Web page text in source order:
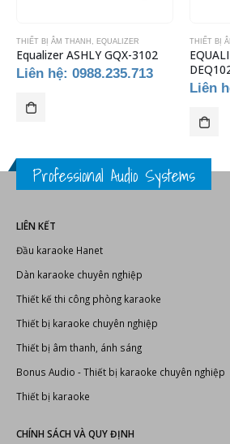
THIẾT BỊ ÂM THANH EQUALIZER
Equalizer ASHLY GQX-3102
Liên hệ: 0988.235.713
THIẾT BỊ
Liên
Professional Audio Systems
LIÊN KẾT
Đầu karaoke Hanet
Dàn karaoke chuyên nghiệp
Thiết kế thi công phòng karaoke
Thiết bị karaoke chuyên nghiệp
Thiết bị âm thanh, ánh sáng
Bonus Audio -Thiết bị karaoke chuyên nghiệp
Thiết bị karaoke
CHÍNH SÁCH VÀ QUY ĐỊNH